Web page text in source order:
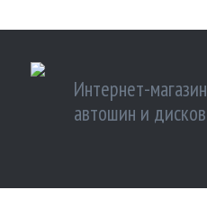
Интернет-магазин
автошин и дисков